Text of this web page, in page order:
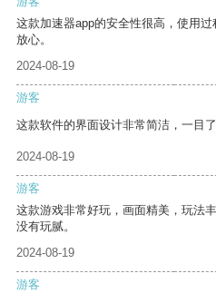
这款加速器app的安全性很高，使用
放心。
2024-08-19
游客
这款软件的界面设计非常简洁，一目了
2024-08-19
游客
这款游戏非常好玩，画面精美，玩法
没有玩腻。
2024-08-19
游客